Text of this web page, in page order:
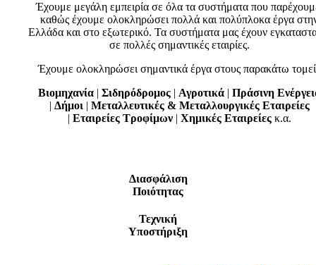
Έχουμε μεγάλη εμπειρία σε όλα τα συστήματα που
καθώς έχουμε ολοκληρώσει πολλά και πολύπλοκα έργα
Ελλάδα και στο εξωτερικό. Τα συστήματα μας έχουν
σε πολλές σημαντικές εταιρίες.
Έχουμε ολοκληρώσει σημαντικά έργα στους παρακάτω
Βιομηχανία | Σιδηρόδρομος| Αγροτικά| Πράσινη
| Δήμοι | Μεταλλευτικές & Μεταλλουργικές Εταιρείες
| Εταιρείες Τροφίμων| Χημικές Εταιρείεςκ.α.
Διασφάλιση
Ποιότητας
Τεχνική
Υποστήριξη